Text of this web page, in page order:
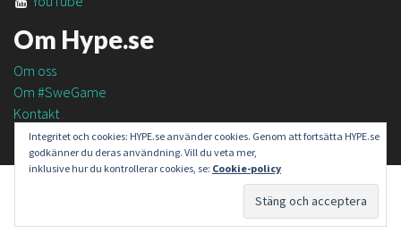
Om Hype.se
Om oss
Om #SweGame
Kontakt
Integritet och cookies: HYPE.se använder cookies. Genom att fortsätta HYPE.se
godkänner du deras användning. Vill du veta mer,
inklusive hur du kontrollerar cookies, se: Cookie-policy